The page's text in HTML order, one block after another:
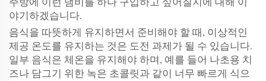
야기하겠습니다.
음식을 따뜻하게 유지하면서 준비해야 할 때, 이상적인
제공 온도를 유지하는 것은 도전 과제가 될 수 있습니다.
일부 음식은 체온을 유지해야 하며, 예를 들어 나초용 치
즈나 담그기 위한 녹은 초콜릿과 같이 너무 빠르게 식으